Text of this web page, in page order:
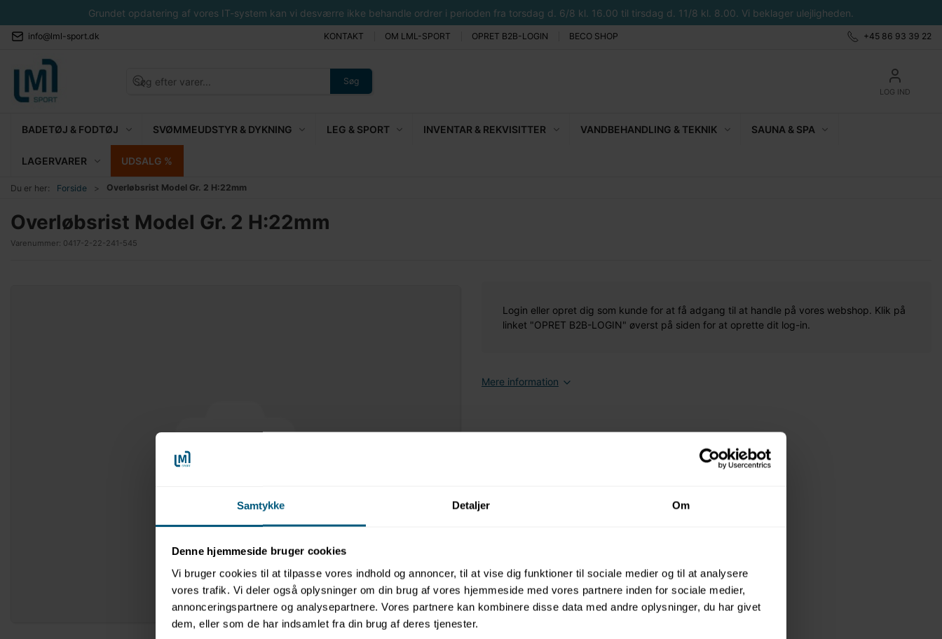
Samtykke Detaljer Om
Denne hjemmeside bruger cookies
Vi bruger cookies til at tilpasse vores indhold og annoncer, til at vise dig funktioner til sociale medier og til at analysere
vores trafik. Vi deler også oplysninger om din brug af vores hjemmeside med vores partnere inden for sociale medier,
annonceringspartnere og analysepartnere. Vores partnere kan kombinere disse data med andre oplysninger, du har givet
dem, eller som de har indsamlet fra din brug af deres tjenester.
Grundet opdatering af vores IT-system kan vi desværre ikke behandle ordrer i perioden fra torsdag d. 6/8 kl. 16.00 til tirsdag d. 11/8 kl. 8.00. Vi beklager ulejligheden.
info@lml-sport.dk KONTAKT OM LML-SPORT OPRET B2B-LOGIN BECO SHOP +45 86 93 39 22
Søg
LOG IND
BADETØJ & FODTØJ SVØMMEUDSTYR & DYKNING LEG & SPORT INVENTAR & REKVISITTER VANDBEHANDLING & TEKNIK SAUNA & SPA
LAGERVARER UDSALG %
Du er her: Forside Overløbsrist Model Gr. 2 H:22mm
Overløbsrist Model Gr. 2 H:22mm
Varenummer: 0417-2-22-241-545
Login eller opret dig som kunde for at få adgang til at handle på vores webshop. Klik på
linket "OPRET B2B-LOGIN" øverst på siden for at oprette dit log-in.
Mere information